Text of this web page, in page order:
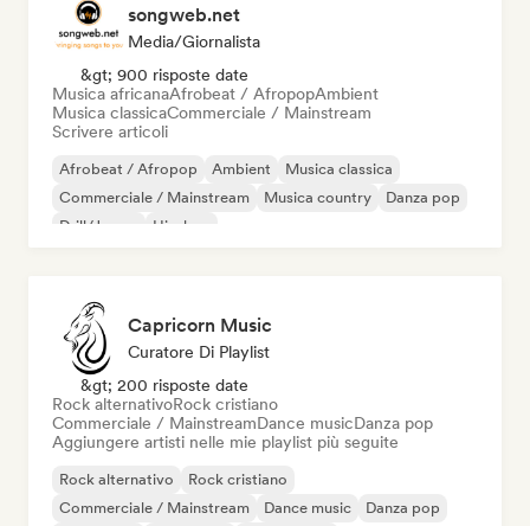
songweb.net
Media/Giornalista
&gt; 900 risposte date
Musica africanaAfrobeat / AfropopAmbient
Musica classicaCommerciale / Mainstream
Scrivere articoli
Afrobeat / Afropop Ambient
Musica classica
Commerciale / Mainstream
Musica country
Danza pop
Drill/Jersey
Hip-hop
Capricorn Music
Curatore Di Playlist
&gt; 200 risposte date
Rock alternativoRock cristiano
Commerciale / MainstreamDance musicDanza pop
Aggiungere artisti nelle mie playlist più seguite
Rock alternativo
Rock cristiano
Commerciale / Mainstream
Dance music Danza pop